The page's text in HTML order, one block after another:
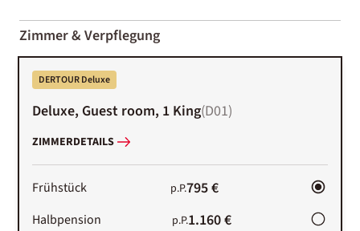
01-02
Zimmer & Verpflegung
DERTOUR Deluxe
Deluxe, Guest room, 1 King(D01)
ZIMMERDETAILS
Frühstück p.P.795 €
Halbpension p.P.1.160 €